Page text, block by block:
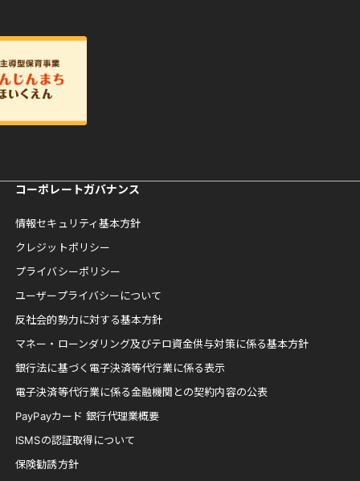
コーポレートガバナンス
情報セキュリティ基本方針
クレジットポリシー
プライバシーポリシー
ユーザープライバシーについて
反社会的勢力に対する基本方針
マネー・ローンダリング及びテロ資金供与対策に係る基本方針
銀行法に基づく電子決済等代行業に係る表示
電子決済等代行業に係る金融機関との契約内容の公表
PayPayカード 銀行代理業概要
ISMSの認証取得について
保険勧誘方針